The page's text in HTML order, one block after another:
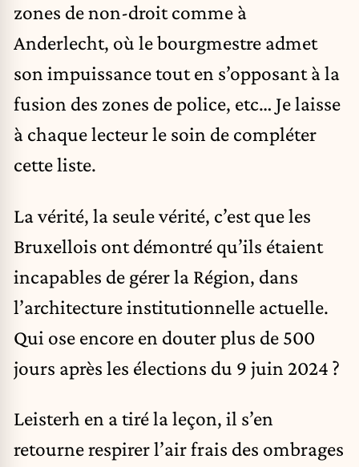
zones de non-droit comme à
Anderlecht, où le bourgmestre admet
son impuissance tout en s’opposant à la
fusion des zones de police, etc… Je laisse
à chaque lecteur le soin de compléter
cette liste.
La vérité, la seule vérité, c’est que les
Bruxellois ont démontré qu’ils étaient
incapables de gérer la Région, dans
l’architecture institutionnelle actuelle.
Qui ose encore en douter plus de 500
jours après les élections du 9 juin 2024 ?
Leisterh en a tiré la leçon, il s’en
retourne respirer l’air frais des ombrages